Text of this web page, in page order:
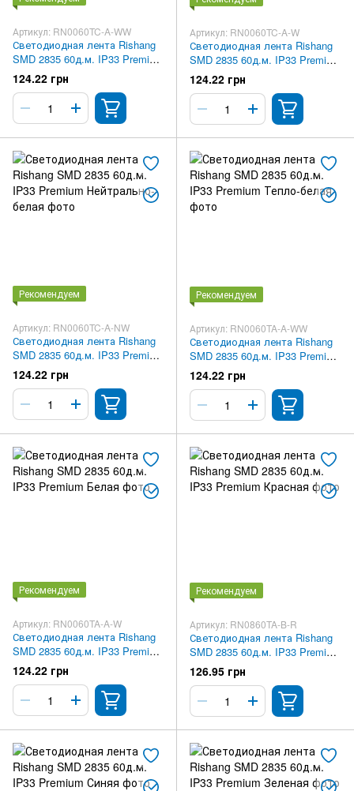
Артикул: RN0060TC-A-WW
Светодиодная лента Rishang
SMD 2835 60д.м. IP33 Premium
Тепло-белая
124.22 грн
Артикул: RN0060TC-A-W
Светодиодная лента Rishang
SMD 2835 60д.м. IP33 Premium
Белая
124.22 грн
Рекомендуем
Артикул: RN0060TC-A-NW
Светодиодная лента Rishang
SMD 2835 60д.м. IP33 Premium
Нейтрально-белая
124.22 грн
Рекомендуем
Артикул: RN0060TA-A-WW
Светодиодная лента Rishang
SMD 2835 60д.м. IP33 Premium
Тепло-белая
124.22 грн
Рекомендуем
Артикул: RN0060TA-A-W
Светодиодная лента Rishang
SMD 2835 60д.м. IP33 Premium
Белая
124.22 грн
Рекомендуем
Артикул: RN0860TA-B-R
Светодиодная лента Rishang
SMD 2835 60д.м. IP33 Premium
Красная
126.95 грн